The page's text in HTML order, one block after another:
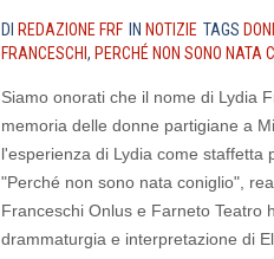
DI REDAZIONE FRF IN NOTIZIE TAGS
FRANCESCHI , PERCHÉ NON SONO NATA
Siamo onorati che il nome di Lydia
memoria delle donne partigiane a
l'esperienza di Lydia come staffetta
"Perché non sono nata coniglio",
Franceschi Onlus e Farneto Teatro
drammaturgia e interpretazione di